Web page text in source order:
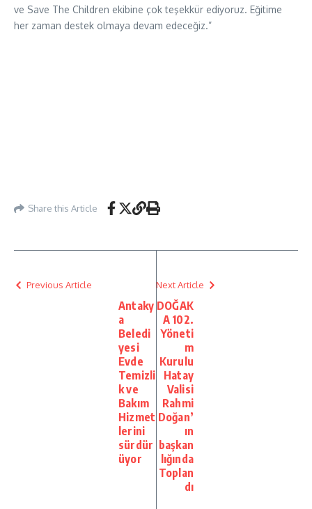
ve Save The Children ekibine çok teşekkür ediyoruz. Eğitime
her zaman destek olmaya devam edeceğiz.”
Share this Article
Previous Article
Antaky
a
Beledi
yesi
Evde
Temizli
k ve
Bakım
Hizmet
lerini
sürdür
üyor
Next Article
DOĞAK
A 102.
Yöneti
m
Kurulu
Hatay
Valisi
Rahmi
Doğan’
ın
başkan
lığında
Toplan
dı